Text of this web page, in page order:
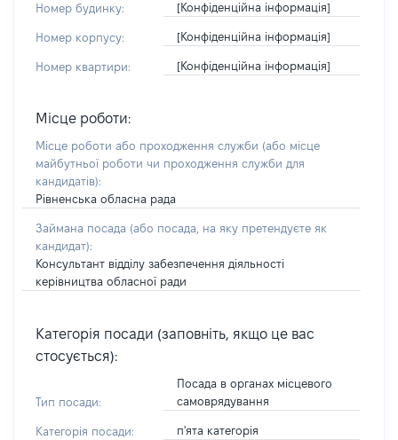
Номер будинку: [Конфіденційна інформація]
Номер корпусу: [Конфіденційна інформація]
Номер квартири: [Конфіденційна інформація]
Місце роботи:
Місце роботи або проходження служби (або місце
майбутньої роботи чи проходження служби для
кандидатів):
Рівненська обласна рада
Займана посада (або посада, на яку претендуєте як
кандидат):
Консультант відділу забезпечення діяльності
керівництва обласної ради
Категорія посади (заповніть, якщо це вас
стосується):
Тип посади:
Посада в органах місцевого
самоврядування
Категорія посади: п'ята категорія